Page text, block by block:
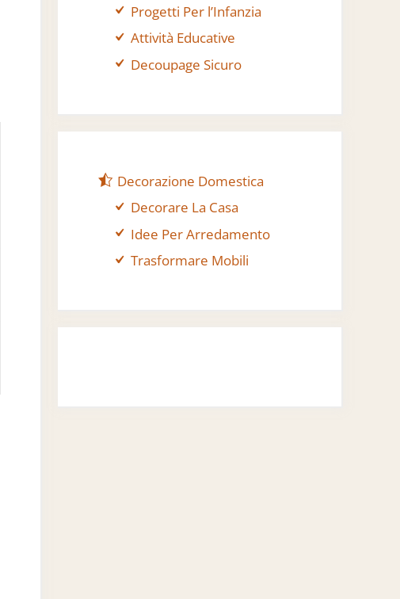
Progetti Per l’Infanzia
Attività Educative
Decoupage Sicuro
Decorazione Domestica
Decorare La Casa
Idee Per Arredamento
Trasformare Mobili